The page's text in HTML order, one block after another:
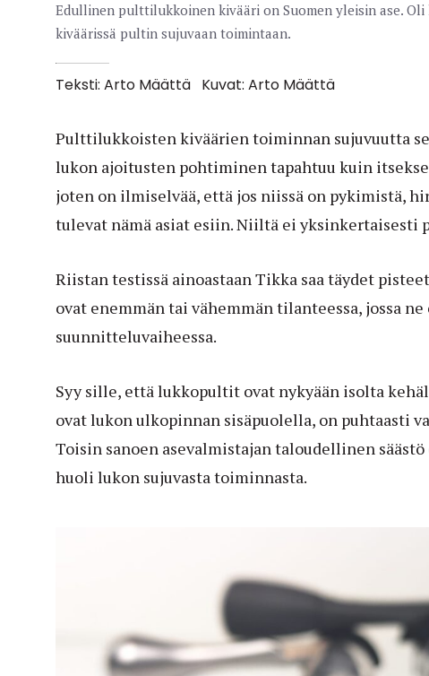
Edullinen pulttilukkoinen kivääri on Suomen yleisin ase.
kiväärissä pultin sujuvaan toimintaan.
Teksti: Arto Määttä Kuvat: Arto Määttä
Pulttilukkoisten kiväärien toiminnan sujuvuutta
lukon ajoitusten pohtiminen tapahtuu kuin
joten on ilmiselvää, että jos niissä on pykimistä,
tulevat nämä asiat esiin. Niiltä ei yksinkertaisesti
Riistan testissä ainoastaan Tikka saa täydet
ovat enemmän tai vähemmän tilanteessa, jossa
suunnitteluvaiheessa.
Syy sille, että lukkopultit ovat nykyään isolta
ovat lukon ulkopinnan sisäpuolella, on puhtaasti
Toisin sanoen asevalmistajan taloudellinen
huoli lukon sujuvasta toiminnasta.